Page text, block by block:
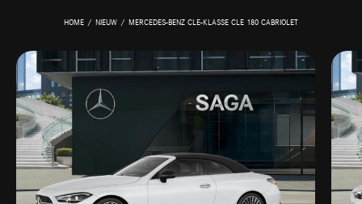
HOME NIEUW MERCEDES-BENZ CLE-KLASSE CLE 180 CABRIOLET